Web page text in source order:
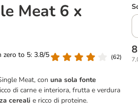
Meat 6 x
zero to 5: 3.8/5
(62)
Meat, con una sola fonte
di carne e interiora, frutta e verdura
cereali e ricco di proteine.